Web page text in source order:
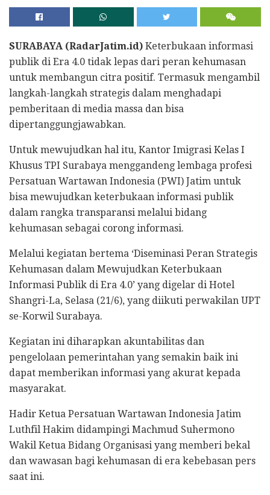
SURABAYA (RadarJatim.id) Keterbukaan informasi
publik di Era 4.0 tidak lepas dari peran kehumasan
untuk membangun citra positif. Termasuk mengambil
langkah-langkah strategis dalam menghadapi
pemberitaan di media massa dan bisa
dipertanggungjawabkan.
Untuk mewujudkan hal itu, Kantor Imigrasi Kelas I
Khusus TPI Surabaya menggandeng lembaga profesi
Persatuan Wartawan Indonesia (PWI) Jatim untuk
bisa mewujudkan keterbukaan informasi publik
dalam rangka transparansi melalui bidang
kehumasan sebagai corong informasi.
Melalui kegiatan bertema ‘Diseminasi Peran Strategis
Kehumasan dalam Mewujudkan Keterbukaan
Informasi Publik di Era 4.0’ yang digelar di Hotel
Shangri-La, Selasa (21/6), yang diikuti perwakilan UPT
se-Korwil Surabaya.
Kegiatan ini diharapkan akuntabilitas dan
pengelolaan pemerintahan yang semakin baik ini
dapat memberikan informasi yang akurat kepada
masyarakat.
Hadir Ketua Persatuan Wartawan Indonesia Jatim
Luthfil Hakim didampingi Machmud Suhermono
Wakil Ketua Bidang Organisasi yang memberi bekal
dan wawasan bagi kehumasan di era kebebasan pers
saat ini.